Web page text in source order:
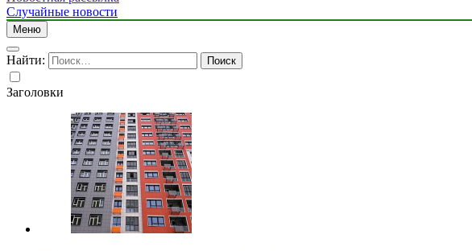
Случайные новости
Меню
Найти:
Заголовки